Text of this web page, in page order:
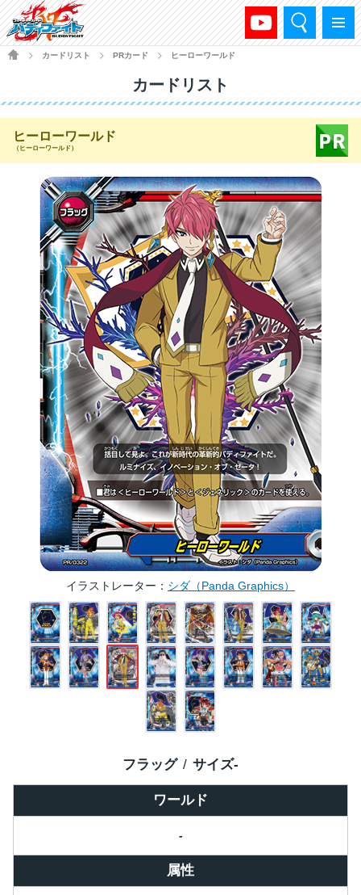
メニュー
検索
HOME
カードリスト PRカード ヒーローワールド
カードリスト
ヒーローワールド
（ヒーローワールド）
イラストレーター シダ（Panda Graphics）
ワールド
-
フラッグ サイズ-
属性